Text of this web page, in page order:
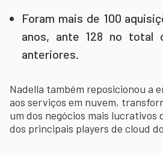
Foram mais de 100
anos, ante 128 no total
anteriores.
Nadella também reposicionou a
aos serviços em nuvem,
um dos negócios mais lucrativos
dos principais players de cloud